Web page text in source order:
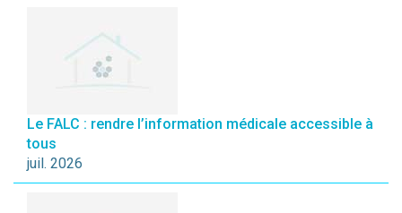
Le FALC : rendre l’information médicale accessible à
tous
juil. 2026